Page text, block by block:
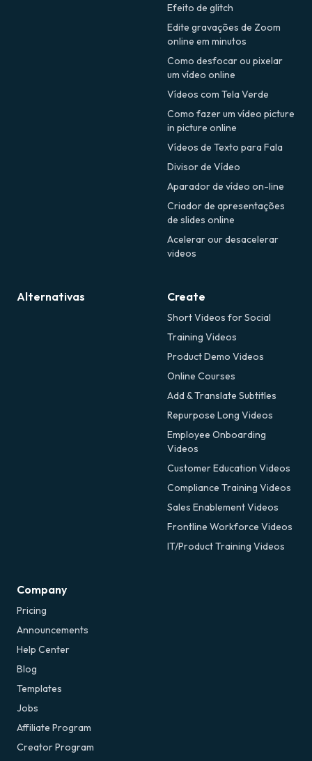
Efeito de glitch
Edite gravações de Zoom
online em minutos
Como desfocar ou pixelar
um vídeo online
Vídeos com Tela Verde
Como fazer um vídeo picture
in picture online
Vídeos de Texto para Fala
Divisor de Vídeo
Aparador de vídeo on-line
Criador de apresentações
de slides online
Acelerar our desacelerar
videos
Alternativas Create
Short Videos for Social
Training Videos
Product Demo Videos
Online Courses
Add & Translate Subtitles
Repurpose Long Videos
Employee Onboarding
Videos
Customer Education Videos
Compliance Training Videos
Sales Enablement Videos
Frontline Workforce Videos
IT/Product Training Videos
Company
Pricing
Announcements
Help Center
Blog
Templates
Jobs
Affiliate Program
Creator Program